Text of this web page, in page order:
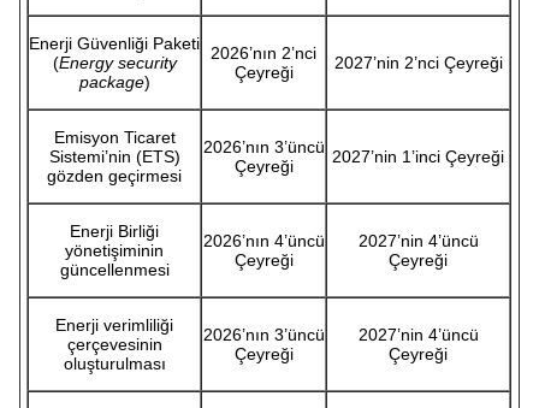
Enerji Güvenliği Paketi
(Energy security
package)
2026’nın 2’nci
Çeyreği
2027’nin 2’nci Çeyreği
Emisyon Ticaret
Sistemi’nin (ETS)
gözden geçirmesi
2026’nın 3’üncü
Çeyreği
2027’nin 1’inci Çeyreği
Enerji Birliği
yönetişiminin
güncellenmesi
2026’nın 4’üncü
Çeyreği
2027’nin 4’üncü
Çeyreği
Enerji verimliliği
çerçevesinin
oluşturulması
2026’nın 3’üncü
Çeyreği
2027’nin 4’üncü
Çeyreği